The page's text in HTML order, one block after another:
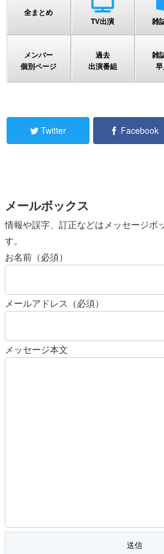
全まとめ
TV出演
雑
メンバー
個別ページ
過去
出演番組
雑
Twitter Facebook
メールボックス
情報や誤字、訂正などはメッセージボ
す。
お名前（必須）
メールアドレス（必須）
メッセージ本文